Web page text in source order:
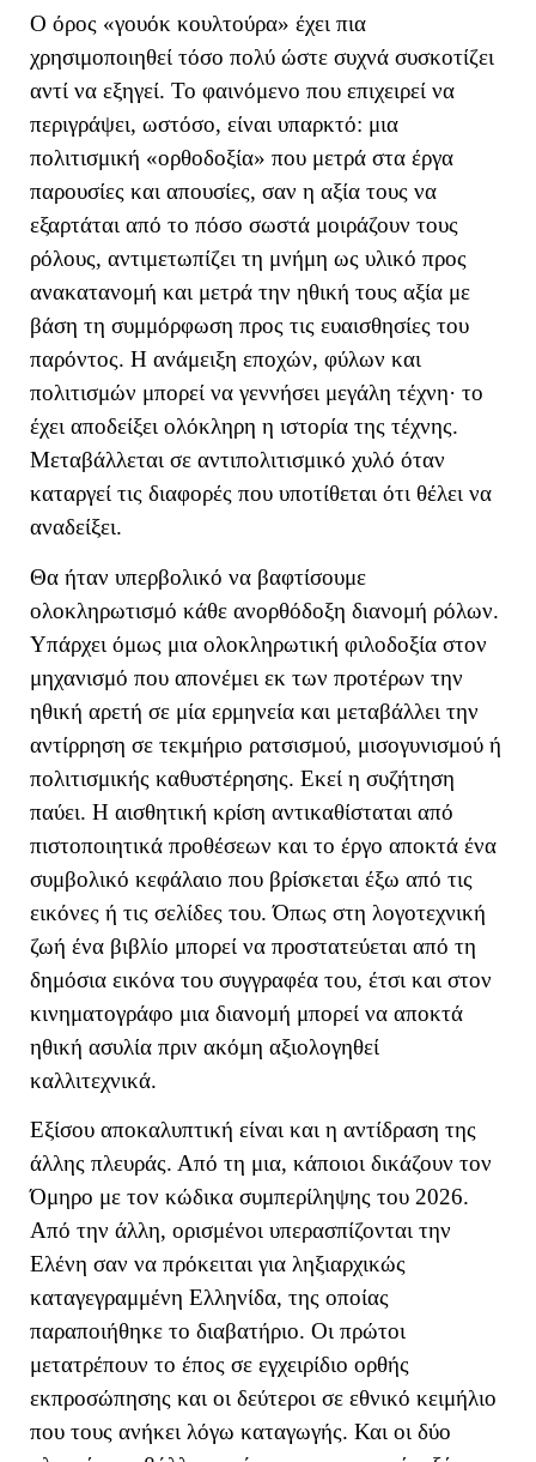
Ο όρος «γουόκ κουλτούρα» έχει πια
χρησιμοποιηθεί τόσο πολύ ώστε συχνά συσκοτίζει
αντί να εξηγεί. Το φαινόμενο που επιχειρεί να
περιγράψει, ωστόσο, είναι υπαρκτό: μια
πολιτισμική «ορθοδοξία» που μετρά στα έργα
παρουσίες και απουσίες, σαν η αξία τους να
εξαρτάται από το πόσο σωστά μοιράζουν τους
ρόλους, αντιμετωπίζει τη μνήμη ως υλικό προς
ανακατανομή και μετρά την ηθική τους αξία με
βάση τη συμμόρφωση προς τις ευαισθησίες του
παρόντος. Η ανάμειξη εποχών, φύλων και
πολιτισμών μπορεί να γεννήσει μεγάλη τέχνη· το
έχει αποδείξει ολόκληρη η ιστορία της τέχνης.
Μεταβάλλεται σε αντιπολιτισμικό χυλό όταν
καταργεί τις διαφορές που υποτίθεται ότι θέλει να
αναδείξει.
Θα ήταν υπερβολικό να βαφτίσουμε
ολοκληρωτισμό κάθε ανορθόδοξη διανομή ρόλων.
Υπάρχει όμως μια ολοκληρωτική φιλοδοξία στον
μηχανισμό που απονέμει εκ των προτέρων την
ηθική αρετή σε μία ερμηνεία και μεταβάλλει την
αντίρρηση σε τεκμήριο ρατσισμού, μισογυνισμού ή
πολιτισμικής καθυστέρησης. Εκεί η συζήτηση
παύει. Η αισθητική κρίση αντικαθίσταται από
πιστοποιητικά προθέσεων και το έργο αποκτά ένα
συμβολικό κεφάλαιο που βρίσκεται έξω από τις
εικόνες ή τις σελίδες του. Όπως στη λογοτεχνική
ζωή ένα βιβλίο μπορεί να προστατεύεται από τη
δημόσια εικόνα του συγγραφέα του, έτσι και στον
κινηματογράφο μια διανομή μπορεί να αποκτά
ηθική ασυλία πριν ακόμη αξιολογηθεί
καλλιτεχνικά.
Εξίσου αποκαλυπτική είναι και η αντίδραση της
άλλης πλευράς. Από τη μια, κάποιοι δικάζουν τον
Όμηρο με τον κώδικα συμπερίληψης του 2026.
Από την άλλη, ορισμένοι υπερασπίζονται την
Ελένη σαν να πρόκειται για ληξιαρχικώς
καταγεγραμμένη Ελληνίδα, της οποίας
παραποιήθηκε το διαβατήριο. Οι πρώτοι
μετατρέπουν το έπος σε εγχειρίδιο ορθής
εκπροσώπησης και οι δεύτεροι σε εθνικό κειμήλιο
που τους ανήκει λόγω καταγωγής. Και οι δύο